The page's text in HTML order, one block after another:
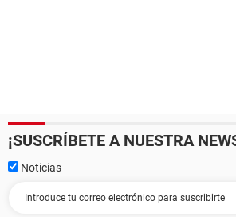
¡SUSCRÍBETE A NUESTRA
Noticias